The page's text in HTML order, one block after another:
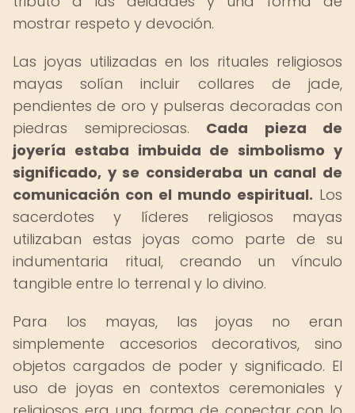
mostrar respeto y devoción.
Las joyas utilizadas en los rituales religiosos
mayas solían incluir collares de jade,
pendientes de oro y pulseras decoradas con
piedras semipreciosas. Cada pieza de
joyería estaba imbuida de simbolismo y
significado, y se consideraba un canal de
comunicación con el mundo espiritual. Los
sacerdotes y líderes religiosos mayas
utilizaban estas joyas como parte de su
indumentaria ritual, creando un vínculo
tangible entre lo terrenal y lo divino.
Para los mayas, las joyas no eran
simplemente accesorios decorativos, sino
objetos cargados de poder y significado. El
uso de joyas en contextos ceremoniales y